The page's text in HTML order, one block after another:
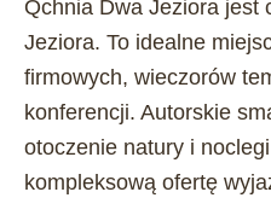
Qchnia Dwa Jeziora jest
Jeziora. To idealne
firmowych, wieczorów
konferencji. Autorskie
otoczenie natury i
kompleksową ofertę